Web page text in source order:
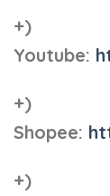
+)
Youtube:
+)
Shopee:
+)